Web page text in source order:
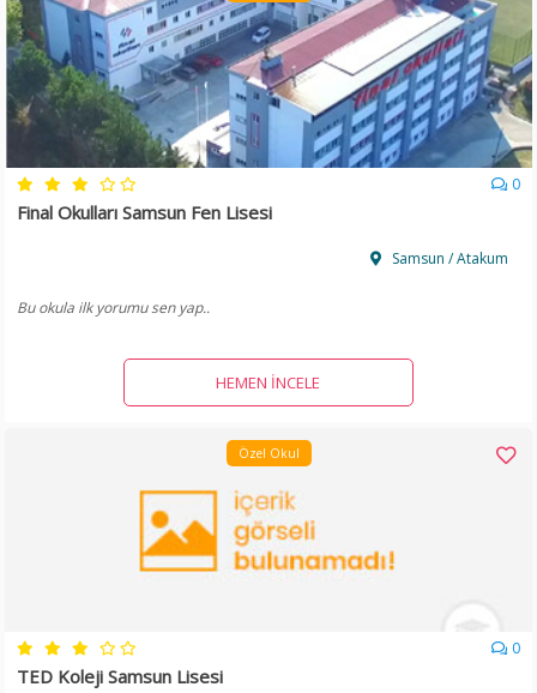
0
Final Okulları Samsun Fen Lisesi
Samsun / Atakum
Bu okula ilk yorumu sen yap..
HEMEN İNCELE
Özel Okul
0
TED Koleji Samsun Lisesi